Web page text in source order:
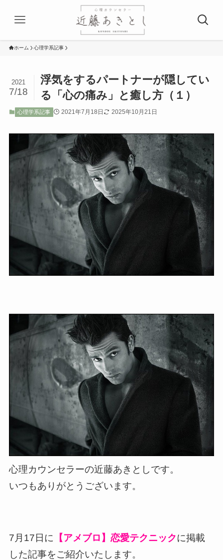
ホーム 心理学系記事
浮気をするパートナーが隠してい
る「心の痛み」と癒し方（１）
2021
7/18
心理学系記事 2021年7月18日 2025年10月21日
心理カウンセラーの近藤あきとしです。
いつもありがとうございます。
7月17日に 【アメブロ】恋愛テクニックに掲載
した記事をご紹介いたします。